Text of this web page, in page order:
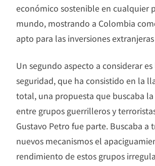
económico sostenible en cualquier
mundo, mostrando a Colombia
apto para las inversiones
Un segundo aspecto a considerar
seguridad, que ha consistido en la
total, una propuesta que buscaba
entre grupos guerrilleros y
Gustavo Petro fue parte. Buscaba a
nuevos mecanismos el
rendimiento de estos grupos